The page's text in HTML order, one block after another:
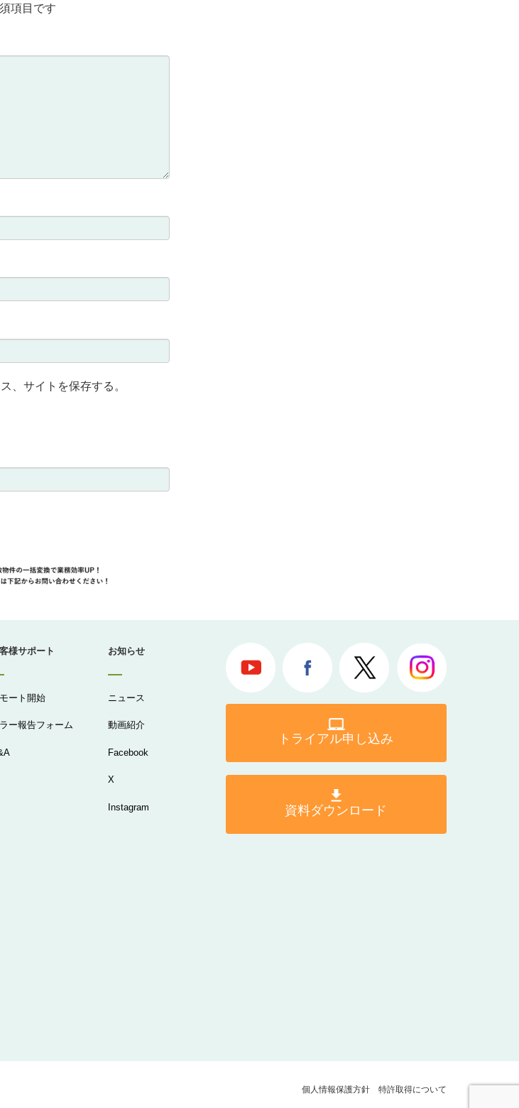
項目です
、サイトを保存する。
様サポート
ート開始
ー報告フォーム
お知らせ
ニュース
動画紹介
Facebook
X
Instagram
トライアル申し込み
資料ダウンロード
個人情報保護方針 特許取得について